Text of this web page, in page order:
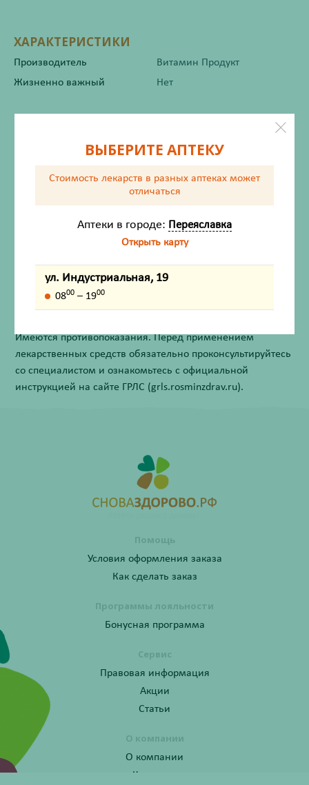
ХАРАКТЕРИСТИКИ
Производитель
Витамин Продукт
Жизненно важный
Нет
Описание
Способ применения
Внешний вид товара, упаковки, может отличаться от
изображения на фотографии.
Имеются противопоказания. Перед применением
лекарственных средств обязательно проконсультируйтесь
со специалистом и ознакомьтесь с официальной
инструкцией на сайте ГРЛС (grls.rosminzdrav.ru).
Помощь
Условия оформления заказа
Как сделать заказ
Программы лояльности
Бонусная программа
Сервис
Правовая информация
Акции
Статьи
О компании
О компании
Контакты
ВЫБЕРИТЕ АПТЕКУ
Стоимость лекарств в разных аптеках может
отличаться
Аптеки в городе: Переяславка
Открыть карту
ул. Индустриальная, 19
0800 – 1900